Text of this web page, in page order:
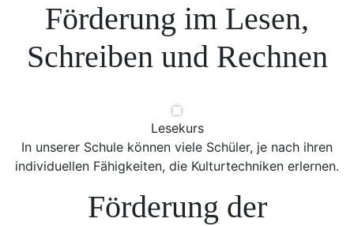
Förderung im Lesen,
Schreiben und Rechnen
Lesekurs
In unserer Schule können viele Schüler, je nach ihren
individuellen Fähigkeiten, die Kulturtechniken erlernen.
Förderung der